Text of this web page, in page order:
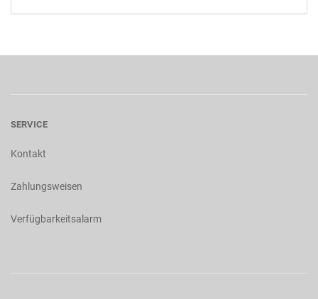
SERVICE
Kontakt
Zahlungsweisen
Verfügbarkeitsalarm